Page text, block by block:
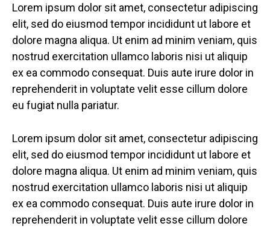
Lorem ipsum dolor sit amet, consectetur adipiscing
elit, sed do eiusmod tempor incididunt ut labore et
dolore magna aliqua. Ut enim ad minim veniam, quis
nostrud exercitation ullamco laboris nisi ut aliquip
ex ea commodo consequat. Duis aute irure dolor in
reprehenderit in voluptate velit esse cillum dolore
eu fugiat nulla pariatur.
Lorem ipsum dolor sit amet, consectetur adipiscing
elit, sed do eiusmod tempor incididunt ut labore et
dolore magna aliqua. Ut enim ad minim veniam, quis
nostrud exercitation ullamco laboris nisi ut aliquip
ex ea commodo consequat. Duis aute irure dolor in
reprehenderit in voluptate velit esse cillum dolore